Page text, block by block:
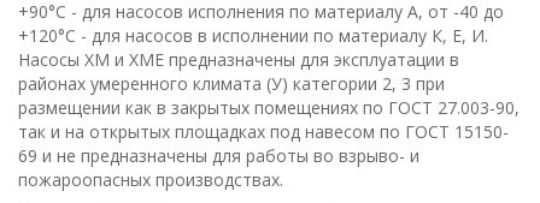
+90°С - для насосов исполнения по материалу А, от -40 до
+120°С - для насосов в исполнении по материалу К, Е, И.
Насосы ХМ и ХМЕ предназначены для эксплуатации в
районах умеренного климата (У) категории 2, 3 при
размещении как в закрытых помещениях по ГОСТ 27.003-90,
так и на открытых площадках под навесом по ГОСТ 15150-
69 и не предназначены для работы во взрыво- и
пожароопасных производствах.